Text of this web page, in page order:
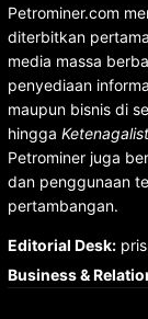
Petrominer.com
diterbitkan
media massa
penyediaan
maupun bisnis di
hingga
Petrominer juga
dan penggunaan
pertambangan.
Editorial Desk:
Business &